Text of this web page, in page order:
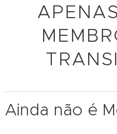
Ainda não é